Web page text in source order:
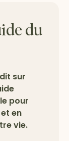
du
sur
pour
en
vie.